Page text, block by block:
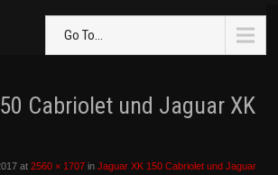
Go To...
Cabriolet und Jaguar XK
at2560 × 1707 inJaguar XK 150 Cabriolet und Jaguar